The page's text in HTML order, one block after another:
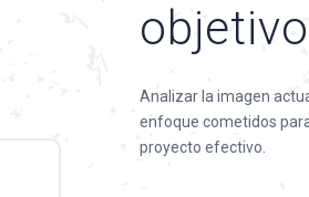
Analizar la imagen
enfoque cometidos
proyecto efectivo.